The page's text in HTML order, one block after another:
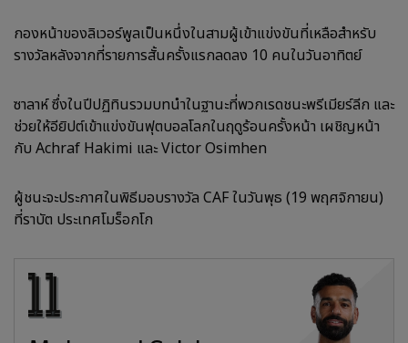
กองหน้าของลิเวอร์พูลเป็นหนึ่งในสามผู้เข้าแข่งขันที่เหลือสำหรับ
รางวัลหลังจากที่รายการสั้นครั้งแรกลดลง 10 คนในวันอาทิตย์
ซาลาห์ ซึ่งในปีปฏิทินรวมบทนำในฐานะที่พวกเรดชนะพรีเมียร์ลีก และ
ช่วยให้อียิปต์เข้าแข่งขันฟุตบอลโลกในฤดูร้อนครั้งหน้า เผชิญหน้า
กับ Achraf Hakimi และ Victor Osimhen
ผู้ชนะจะประกาศในพิธีมอบรางวัล CAF ในวันพุธ (19 พฤศจิกายน)
ที่ราบัต ประเทศโมร็อกโก